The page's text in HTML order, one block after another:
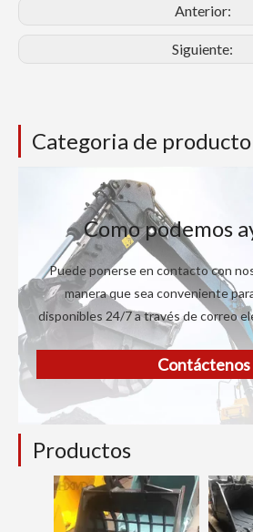
Anterior:
Siguiente:
Categoria de producto
Como podemos
Puede ponerse en contacto con
manera que sea conveniente
disponibles 24/7 a través de correo
Contáctenos
Productos